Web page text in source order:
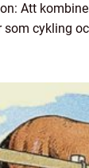
Att
som cykling